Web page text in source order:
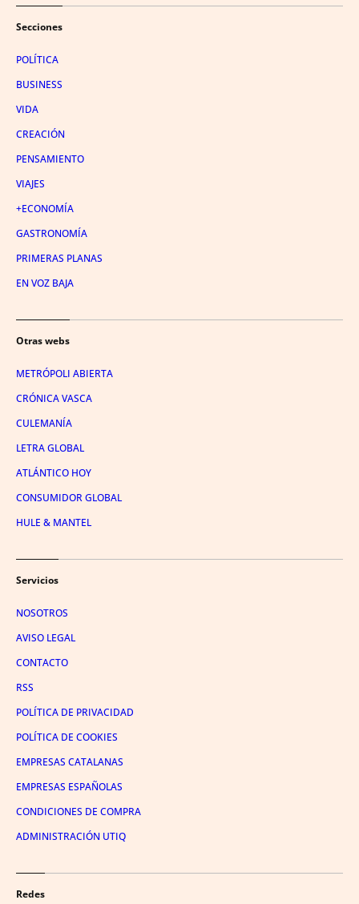
Secciones
POLÍTICA
BUSINESS
VIDA
CREACIÓN
PENSAMIENTO
VIAJES
+ECONOMÍA
GASTRONOMÍA
PRIMERAS PLANAS
EN VOZ BAJA
Otras webs
METRÓPOLI ABIERTA
CRÓNICA VASCA
CULEMANÍA
LETRA GLOBAL
ATLÁNTICO HOY
CONSUMIDOR GLOBAL
HULE & MANTEL
Servicios
NOSOTROS
AVISO LEGAL
CONTACTO
RSS
POLÍTICA DE PRIVACIDAD
POLÍTICA DE COOKIES
EMPRESAS CATALANAS
EMPRESAS ESPAÑOLAS
CONDICIONES DE COMPRA
ADMINISTRACIÓN UTIQ
Redes